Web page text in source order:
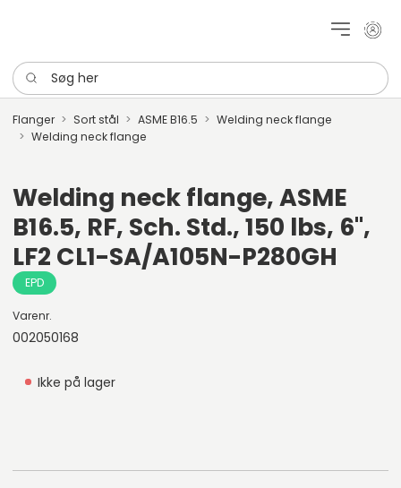
Mit
Søg her
Flanger Sort stål ASME B16.5
Welding neck flange
Welding neck flange
Welding neck flange, ASME
B16.5, RF, Sch. Std., 150 lbs, 6",
LF2 CL1-SA/A105N-P280GH
EPD
Varenr.
002050168
Ikke på lager